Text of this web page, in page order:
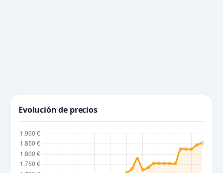
Evolución de precios